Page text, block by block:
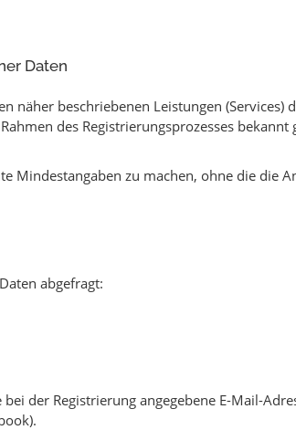
Daten
beschriebenen Leistungen (Services)
des Registrierungsprozesses
Mindestangaben zu machen, ohne die die
abgefragt:
der Registrierung angegebene E-Mail-